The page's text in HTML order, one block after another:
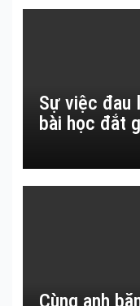
Sự việc đau
bài học đắt
Cùng anh